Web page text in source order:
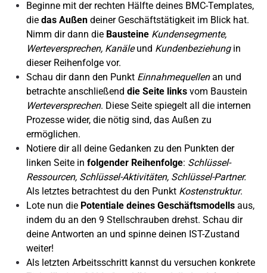
Beginne mit der rechten Hälfte deines BMC-Templates,
die das Außen deiner Geschäftstätigkeit im Blick hat.
Nimm dir dann die Bausteine Kundensegmente,
Werteversprechen, Kanäleund Kundenbeziehungin
dieser Reihenfolge vor.
Schau dir dann den Punkt Einnahmequellenan und
betrachte anschließend die Seite links vom Baustein
Werteversprechen. Diese Seite spiegelt all die internen
Prozesse wider, die nötig sind, das Außen zu
ermöglichen.
Notiere dir all deine Gedanken zu den Punkten der
linken Seite in folgender Reihenfolge: Schlüssel-
Ressourcen, Schlüssel-Aktivitäten, Schlüssel-Partner.
Als letztes betrachtest du den Punkt Kostenstruktur.
Lote nun die Potentiale deines Geschäftsmodells aus,
indem du an den 9 Stellschrauben drehst. Schau dir
deine Antworten an und spinne deinen IST-Zustand
weiter!
Als letzten Arbeitsschritt kannst du versuchen konkrete